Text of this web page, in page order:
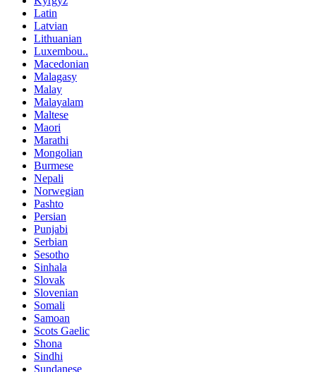
Latin
Latvian
Lithuanian
Luxembou..
Macedonian
Malagasy
Malay
Malayalam
Maltese
Maori
Marathi
Mongolian
Burmese
Nepali
Norwegian
Pashto
Persian
Punjabi
Serbian
Sesotho
Sinhala
Slovak
Slovenian
Somali
Samoan
Scots Gaelic
Shona
Sindhi
Sundanese